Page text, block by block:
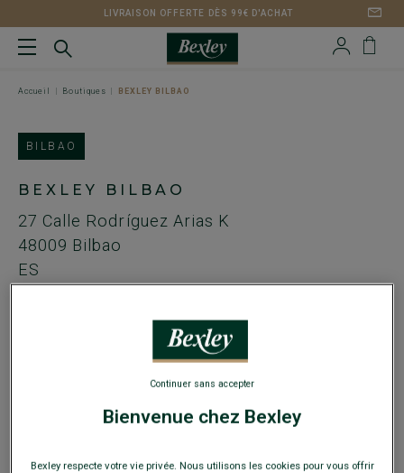
LIVRAISON OFFERTE DÈS 99€ D'ACHAT
Accueil Boutiques BEXLEY BILBAO
BILBAO
BEXLEY BILBAO
27 Calle Rodríguez Arias K
48009 Bilbao
ES
+349 44 42 04 75
bilbao@bexley.fr
Du lundi au vendredi10h00 à 20h30
Bienvenue chez Bexley
Bexley respecte votre vie privée. Nous utilisons les cookies pour vous offrir
Continuer sans accepter